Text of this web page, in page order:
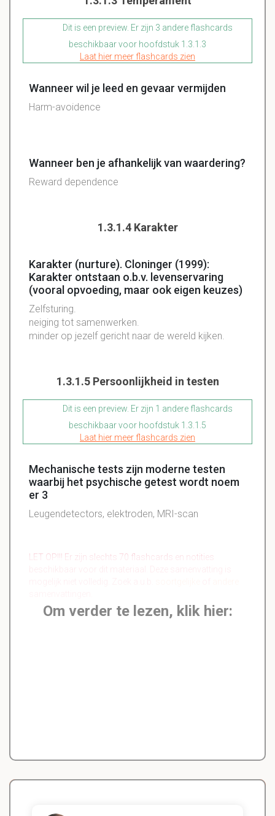
Dit is een preview. Er zijn 3 andere flashcards
beschikbaar voor hoofdstuk 1.3.1.3
Laat hier meer flashcards zien
Wanneer wil je leed en gevaar vermijden
Harm-avoidence
Wanneer ben je afhankelijk van waardering?
Reward dependence
1.3.1.4 Karakter
Karakter (nurture). Cloninger (1999):
Karakter ontstaan o.b.v. levenservaring
(vooral opvoeding, maar ook eigen keuzes)
Zelfsturing.
neiging tot samenwerken.
minder op jezelf gericht naar de wereld kijken.
1.3.1.5 Persoonlijkheid in testen
Dit is een preview. Er zijn 1 andere flashcards
beschikbaar voor hoofdstuk 1.3.1.5
Laat hier meer flashcards zien
Mechanische tests zijn moderne testen
waarbij het psychische getest wordt noem
er 3
Leugendetectors, elektroden, MRI-scan
LET OP!!! Er zijn slechts 70 flashcards en notities
Om verder te lezen, klik hier: